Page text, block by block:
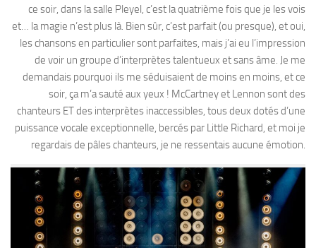
ce soir, dans la salle Pleyel, c’est la quatrième fois que je les vois
et… la magie n’est plus là. Bien sûr, c’est parfait (ou presque), et oui,
les chansons en particulier sont parfaites, mais j’ai eu l’impression
de voir un groupe d’interprètes talentueux et sans âme. Je me
demandais pourquoi ils me séduisaient de moins en moins, et ce
soir, ça m’a sauté aux yeux ! McCartney et Lennon sont des
chanteurs ET des interprètes inaccessibles, tous deux dotés d’une
puissance vocale exceptionnelle, bercés par Little Richard, et moi je
regardais de pâles chanteurs, je ne ressentais aucune émotion.